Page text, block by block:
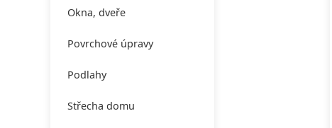
Okna, dveře
Povrchové úpravy
Podlahy
Střecha domu